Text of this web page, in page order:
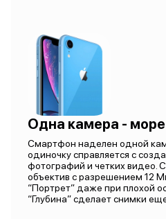
Одна камера -
Смартфон наделен одной
одиночку справляется с
фотографий и четких видео.
объектив с разрешением 12
“Портрет” даже при плохой
“Глубина” сделает снимки